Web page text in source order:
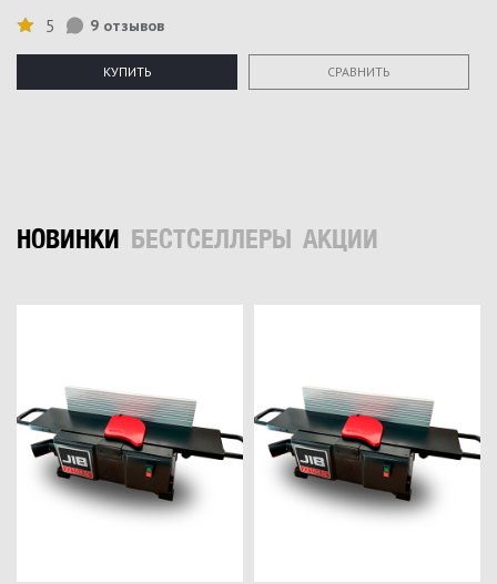
5 9 отзывов
КУПИТЬ СРАВНИТЬ
НОВИНКИ БЕСТСЕЛЛЕРЫ АКЦИИ